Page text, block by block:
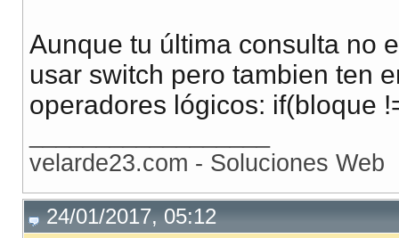
Aunque tu última consulta no
usar switch pero tambien ten
operadores lógicos: if(bloque
velarde23.com - Soluciones Web
24/01/2017, 05:12